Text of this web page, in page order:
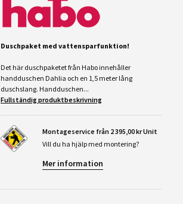
Duschpaket med vattensparfunktion!
Det här duschpaketet från Habo innehåller
handduschen Dahlia och en 1,5 meter lång
duschslang. Handduschen...
Fullständig produktbeskrivning
Montageservice från 2 395,00 kr Unit
Vill du ha hjälp med montering?
Mer information